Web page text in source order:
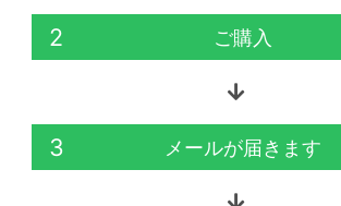
2 ご購入
3 メールが届きます